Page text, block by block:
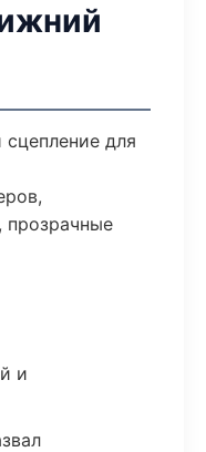
для
прозрачные
и